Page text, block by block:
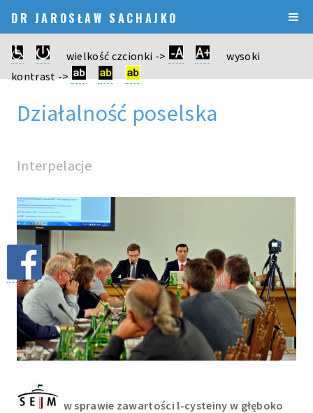
DR JAROSŁAW SACHAJKO
wielkość czcionki ->
wysoki
kontrast ->
Działalność poselska
Interpelacje
w sprawie zawartości l-cysteiny w głęboko